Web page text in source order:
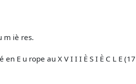
m iè res.
en E u rope au X V I I I È S I È C L